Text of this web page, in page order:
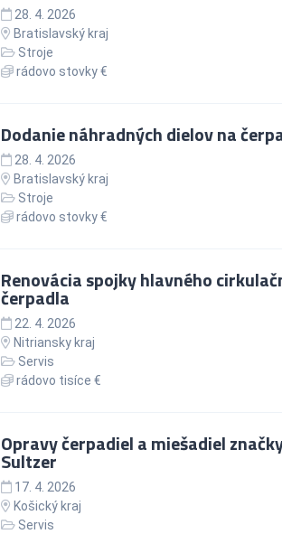
28. 4. 2026
Bratislavský kraj
Stroje
rádovo stovky €
Dodanie náhradných dielov na
28. 4. 2026
Bratislavský kraj
Stroje
rádovo stovky €
Renovácia spojky hlavného
čerpadla
22. 4. 2026
Nitriansky kraj
Servis
rádovo tisíce €
Opravy čerpadiel a miešadiel
Sultzer
17. 4. 2026
Košický kraj
Servis